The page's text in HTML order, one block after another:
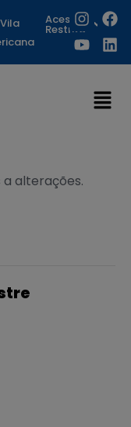
Acesso
Restrito
a alterações.